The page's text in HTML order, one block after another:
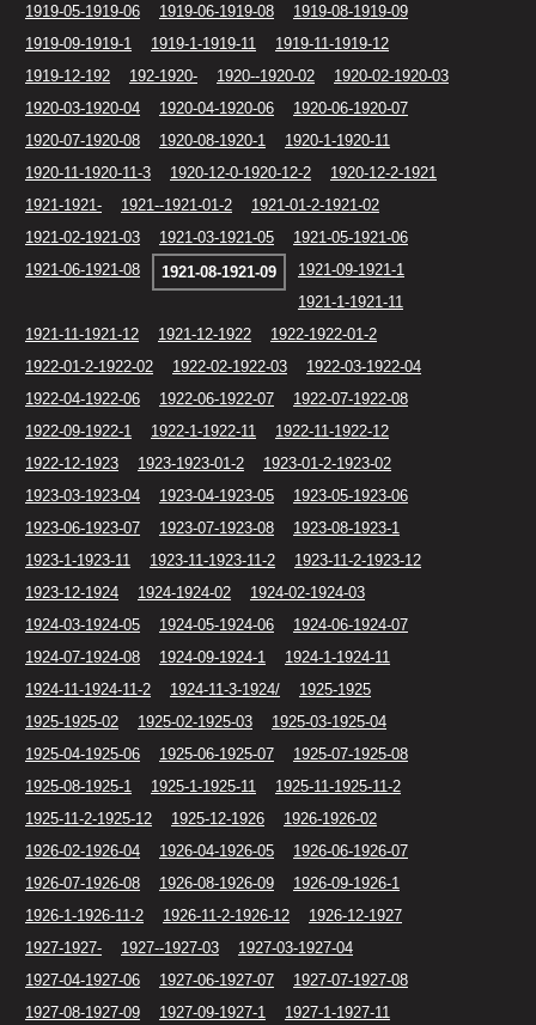
1919-05-1919-06
1919-06-1919-08
1919-08-1919-09
1919-09-1919-1
1919-1-1919-11
1919-11-1919-12
1919-12-192
192-1920- 1920--1920-02
1920-02-1920-03
1920-03-1920-04
1920-04-1920-06
1920-06-1920-07
1920-07-1920-08
1920-08-1920-1
1920-1-1920-11
1920-11-1920-11-3
1920-12-0-1920-12-2
1920-12-2-1921
1921-1921-
1921--1921-01-2
1921-01-2-1921-02
1921-02-1921-03
1921-03-1921-05
1921-05-1921-06
1921-06-1921-08
1921-08-1921-09
1921-09-1921-1
1921-1-1921-11
1921-11-1921-12
1921-12-1922
1922-1922-01-2
1922-01-2-1922-02
1922-02-1922-03
1922-03-1922-04
1922-04-1922-06
1922-06-1922-07
1922-07-1922-08
1922-09-1922-1
1922-1-1922-11
1922-11-1922-12
1922-12-1923
1923-1923-01-2
1923-01-2-1923-02
1923-03-1923-04
1923-04-1923-05
1923-05-1923-06
1923-06-1923-07
1923-07-1923-08
1923-08-1923-1
1923-1-1923-11
1923-11-1923-11-2
1923-11-2-1923-12
1923-12-1924
1924-1924-02
1924-02-1924-03
1924-03-1924-05
1924-05-1924-06
1924-06-1924-07
1924-07-1924-08
1924-09-1924-1
1924-1-1924-11
1924-11-1924-11-2
1924-11-3-1924/
1925-1925
1925-1925-02
1925-02-1925-03
1925-03-1925-04
1925-04-1925-06
1925-06-1925-07
1925-07-1925-08
1925-08-1925-1
1925-1-1925-11
1925-11-1925-11-2
1925-11-2-1925-12
1925-12-1926
1926-1926-02
1926-02-1926-04
1926-04-1926-05
1926-06-1926-07
1926-07-1926-08
1926-08-1926-09
1926-09-1926-1
1926-1-1926-11-2
1926-11-2-1926-12
1926-12-1927
1927-1927-
1927--1927-03
1927-03-1927-04
1927-04-1927-06
1927-06-1927-07
1927-07-1927-08
1927-08-1927-09
1927-09-1927-1 1927-1-1927-11